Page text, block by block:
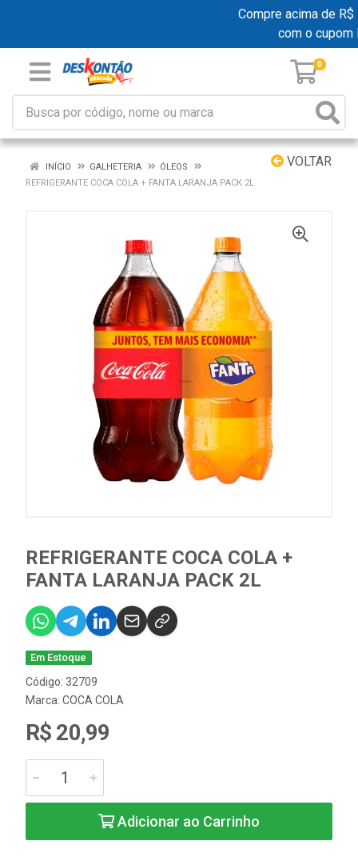
Compre acima de R$
com o cupom
0
VOLTAR
INÍCIO GALHETERIA
ÓLEOS
REFRIGERANTE COCA COLA + FANTA LARANJA PACK 2L
REFRIGERANTE COCA COLA +
FANTA LARANJA PACK 2L
Em Estoque
Código: 32709
Marca: COCA COLA
R$ 20,99
Adicionar ao Carrinho